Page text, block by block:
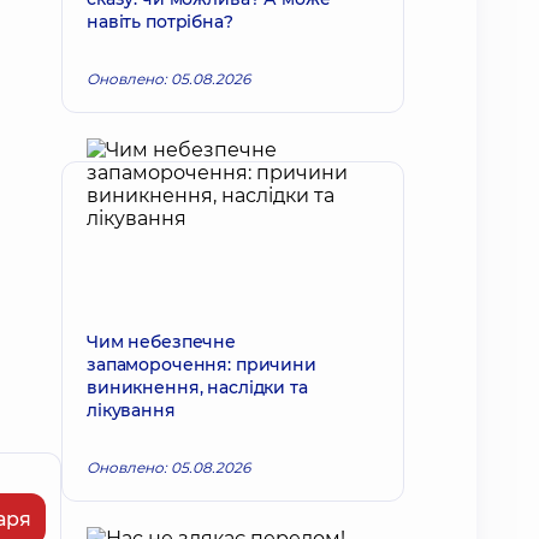
навіть потрібна?
Оновлено: 05.08.2026
Чим небезпечне
запаморочення: причини
виникнення, наслідки та
лікування
Оновлено: 05.08.2026